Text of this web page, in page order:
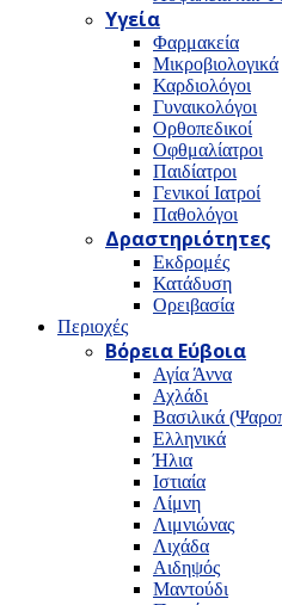
Υγεία
Φαρμακεία
Μικροβιολογικά
Καρδιολόγοι
Γυναικολόγοι
Ορθοπεδικοί
Οφθμαλίατροι
Παιδίατροι
Γενικοί Ιατροί
Παθολόγοι
Δραστηριότητες
Εκδρομές
Κατάδυση
Ορειβασία
Περιοχές
Βόρεια Εύβοια
Αγία Άννα
Αχλάδι
Βασιλικά
Ελληνικά
Ήλια
Ιστιαία
Λίμνη
Λιμνιώνας
Λιχάδα
Αιδηψός
Μαντούδι